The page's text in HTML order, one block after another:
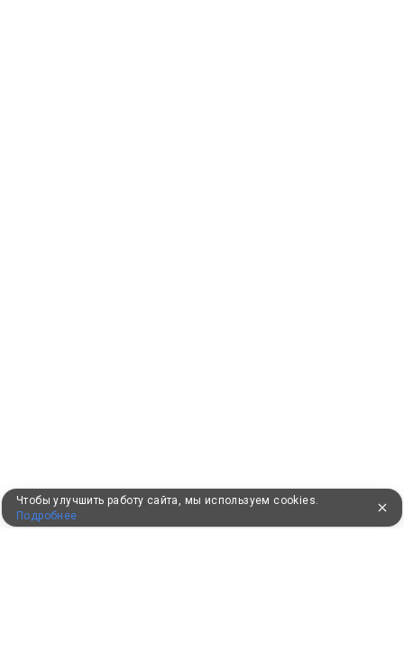
Чтобы улучшить работу сайта, мы используем cookies.
Подробнее